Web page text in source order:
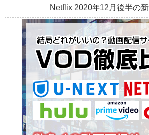
Netflix 2020年12月後半の